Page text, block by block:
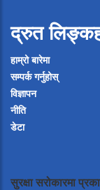
द्रुत
हाम्रो बारेमा
सम्पर्क गर्नुहोस्
विज्ञापन
नीति
डेटा
सुरक्षा सरोकारमा